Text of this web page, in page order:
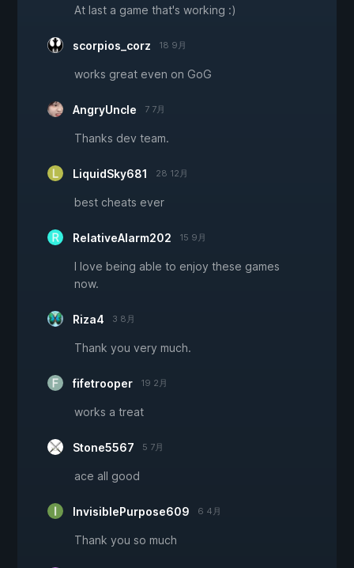
At last a game that's working :)
scorpios_corz 18 9月
works great even on GoG
AngryUncle 7 7月
Thanks dev team.
LiquidSky681 28 12月
best cheats ever
RelativeAlarm202 15 9月
I love being able to enjoy these games
now.
Riza4 3 8月
Thank you very much.
fifetrooper 19 2月
works a treat
Stone5567 5 7月
ace all good
InvisiblePurpose609 6 4月
Thank you so much